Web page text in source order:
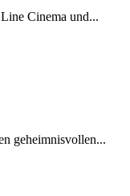
Cinema und...
geheimnisvollen...